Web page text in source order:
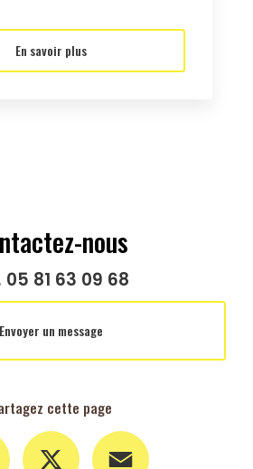
En savoir plus
nous
05 81 63 09 68
Envoyer un message
cette page
Facebook